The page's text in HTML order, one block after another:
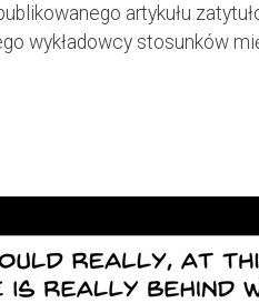
artykułu
wykładowcy stosunków